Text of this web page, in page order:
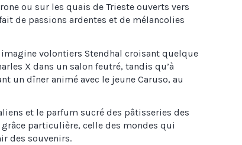
ou sur les quais de Trieste ouverts vers
de passions ardentes et de mélancolies
volontiers Stendhal croisant quelque
X dans un salon feutré, tandis qu’à
un dîner animé avec le jeune Caruso, au
et le parfum sucré des pâtisseries des
particulière, celle des mondes qui
des souvenirs.